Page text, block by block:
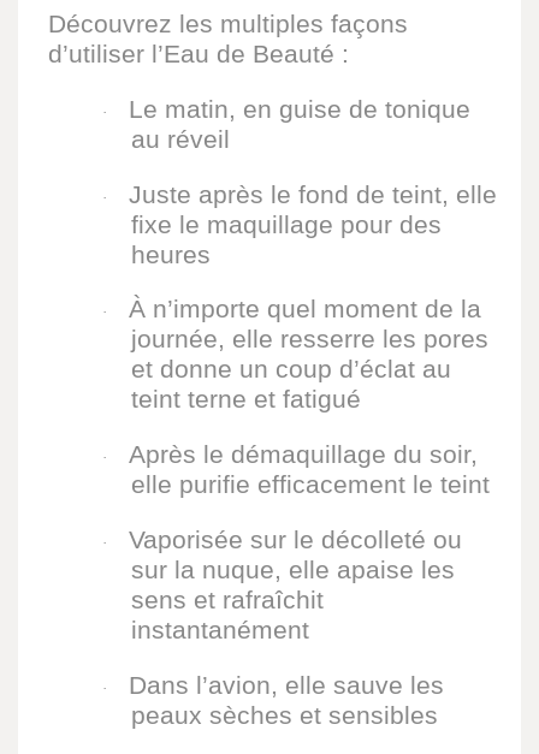
Découvrez les multiples façons
d’utiliser l’Eau de Beauté :
·
Le matin, en guise de tonique
au réveil
·
Juste après le fond de teint, elle
fixe le maquillage pour des
heures
·
À n’importe quel moment de la
journée, elle resserre les pores
et donne un coup d’éclat au
teint terne et fatigué
·
Après le démaquillage du soir,
elle purifie efficacement le teint
·
Vaporisée sur le décolleté ou
sur la nuque, elle apaise les
sens et rafraîchit
instantanément
·
Dans l’avion, elle sauve les
peaux sèches et sensibles